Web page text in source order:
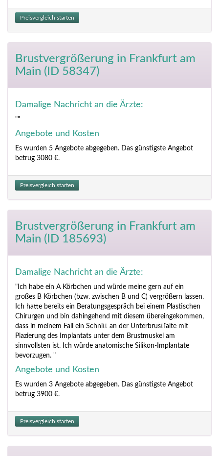
Preisvergleich starten
Brustvergrößerung in Frankfurt am
Main (ID 58347)
Damalige Nachricht an die Ärzte:
""
Angebote und Kosten
Es wurden 5 Angebote abgegeben. Das günstigste Angebot
betrug 3080 €.
Preisvergleich starten
Brustvergrößerung in Frankfurt am
Main (ID 185693)
Damalige Nachricht an die Ärzte:
"Ich habe ein A Körbchen und würde meine gern auf ein
großes B Körbchen (bzw. zwischen B und C) vergrößern lassen.
Ich hatte bereits ein Beratungsgespräch bei einem Plastischen
Chirurgen und bin dahingehend mit diesem übereingekommen,
dass in meinem Fall ein Schnitt an der Unterbrustfalte mit
Plazierung des Implantats unter dem Brustmuskel am
sinnvollsten ist. Ich würde anatomische Silikon-Implantate
bevorzugen. "
Angebote und Kosten
Es wurden 3 Angebote abgegeben. Das günstigste Angebot
betrug 3900 €.
Preisvergleich starten